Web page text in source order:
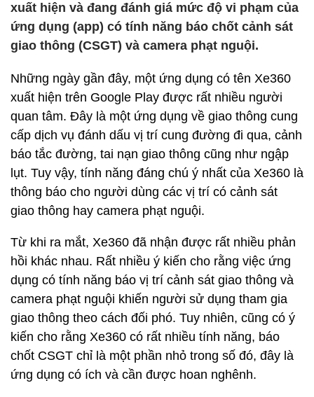
xuất hiện và đang đánh giá mức độ vi phạm của
ứng dụng (app) có tính năng báo chốt cảnh sát
giao thông (CSGT) và camera phạt nguội.
Những ngày gần đây, một ứng dụng có tên Xe360
xuất hiện trên Google Play được rất nhiều người
quan tâm. Đây là một ứng dụng về giao thông cung
cấp dịch vụ đánh dấu vị trí cung đường đi qua, cảnh
báo tắc đường, tai nạn giao thông cũng như ngập
lụt. Tuy vậy, tính năng đáng chú ý nhất của Xe360 là
thông báo cho người dùng các vị trí có cảnh sát
giao thông hay camera phạt nguội.
Từ khi ra mắt, Xe360 đã nhận được rất nhiều phản
hồi khác nhau. Rất nhiều ý kiến cho rằng việc ứng
dụng có tính năng báo vị trí cảnh sát giao thông và
camera phạt nguội khiến người sử dụng tham gia
giao thông theo cách đối phó. Tuy nhiên, cũng có ý
kiến cho rằng Xe360 có rất nhiều tính năng, báo
chốt CSGT chỉ là một phần nhỏ trong số đó, đây là
ứng dụng có ích và cần được hoan nghênh.